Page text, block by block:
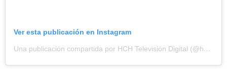
Ver esta publicación en Instagram
Una publicación compartida por HCH Televisión Digital (@hchtv)